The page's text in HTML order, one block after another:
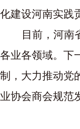
化建设河南实践
目前，河南
各业各领域。下
制，大力推动党
业协会商会规范